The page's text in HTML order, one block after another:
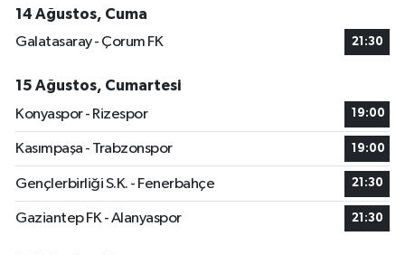
14 Ağustos, Cuma
Galatasaray - Çorum FK
21:30
15 Ağustos, Cumartesi
Konyaspor - Rizespor
19:00
Kasımpaşa - Trabzonspor 19:00
Gençlerbirliği S.K. - Fenerbahçe 21:30
Gaziantep FK - Alanyaspor 21:30